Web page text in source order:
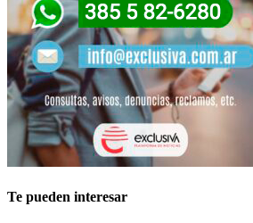
Te pueden interesar